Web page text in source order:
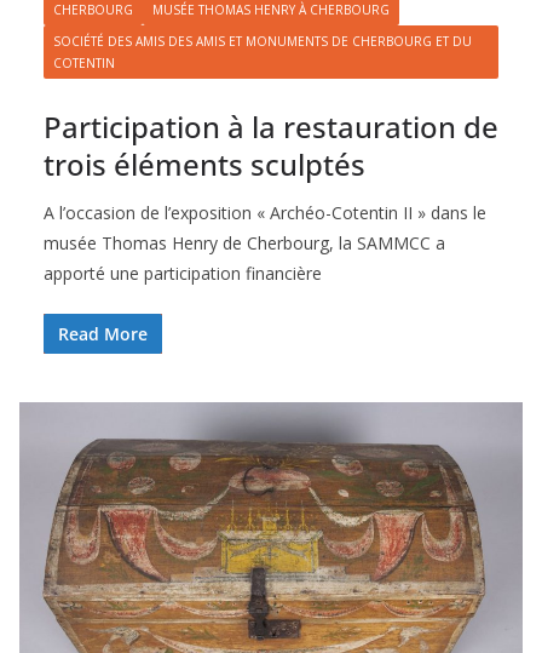
CHERBOURG
MUSÉE THOMAS HENRY À CHERBOURG
SOCIÉTÉ DES AMIS DES AMIS ET MONUMENTS DE CHERBOURG ET DU
COTENTIN
Participation à la restauration de
trois éléments sculptés
A l’occasion de l’exposition « Archéo-Cotentin II » dans le
musée Thomas Henry de Cherbourg, la SAMMCC a
apporté une participation financière
Read More